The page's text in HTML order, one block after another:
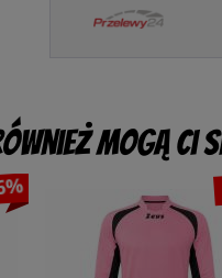
mogą Ci